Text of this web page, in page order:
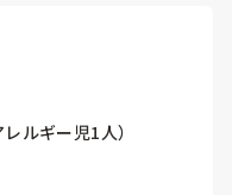
してるくらい。
使っていると思えば。
あるのでそこに焦る親
ルギー児1人）